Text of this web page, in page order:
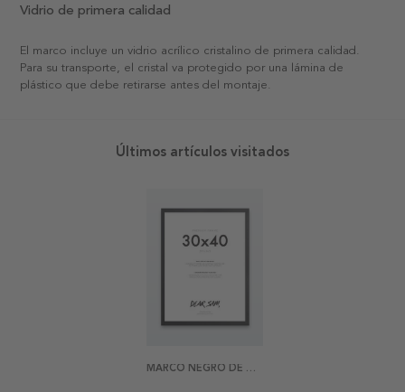
Vidrio de primera calidad
El marco incluye un vidrio acrílico cristalino de primera calidad.
Para su transporte, el cristal va protegido por una lámina de
plástico que debe retirarse antes del montaje.
Últimos artículos visitados